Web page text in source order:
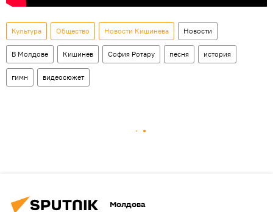
Культура Общество Новости Кишинева Новости
В Молдове Кишинев София Ротару песня история
гимн видеосюжет
Молдова